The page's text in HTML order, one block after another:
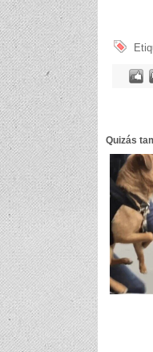
Quizás